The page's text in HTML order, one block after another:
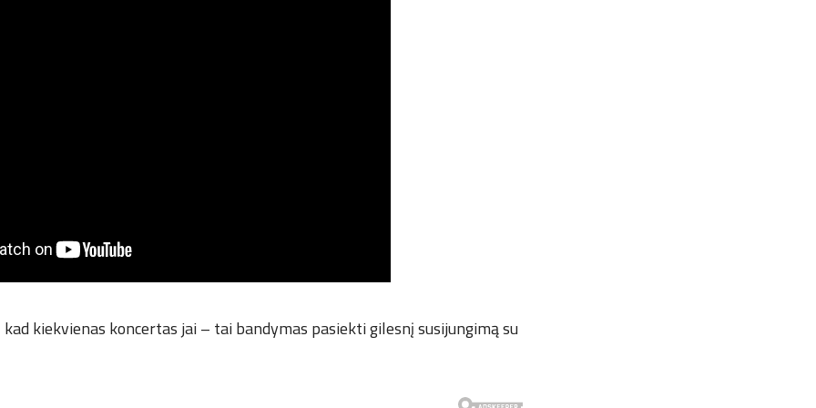
kiekvienas koncertas jai – tai bandymas pasiekti gilesnį susijungimą su